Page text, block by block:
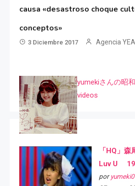
causa «desastroso choque
conceptos»
3 Diciembre 2017 Agencia YEA
yumekiさんの昭
videos
「HQ」
Luv U
por